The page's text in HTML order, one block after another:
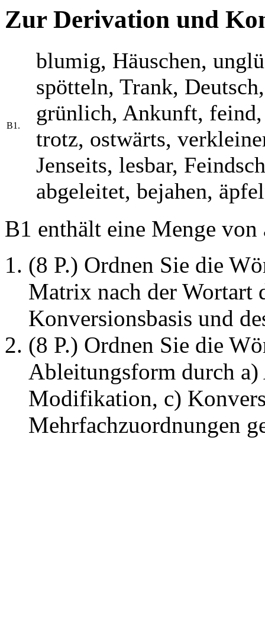
Zur Derivation und
B1.
blumig, Häuschen,
spötteln, Trank,
grünlich, Ankunft,
trotz, ostwärts,
Jenseits, lesbar,
abgeleitet, bejahen,
B1 enthält eine Menge
(8 P.) Ordnen Sie die
Matrix nach der Wortart
Konversionsbasis und
(8 P.) Ordnen Sie die
Ableitungsform durch
Modifikation, c)
Mehrfachzuordnungen